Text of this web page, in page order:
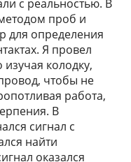
с реальностью. В
проб и
для определения
Я провел
колодку,
чтобы не
работа,
В
сигнал с
найти
оказался